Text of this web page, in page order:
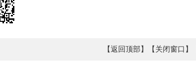
【返回顶部】 【关闭窗口】